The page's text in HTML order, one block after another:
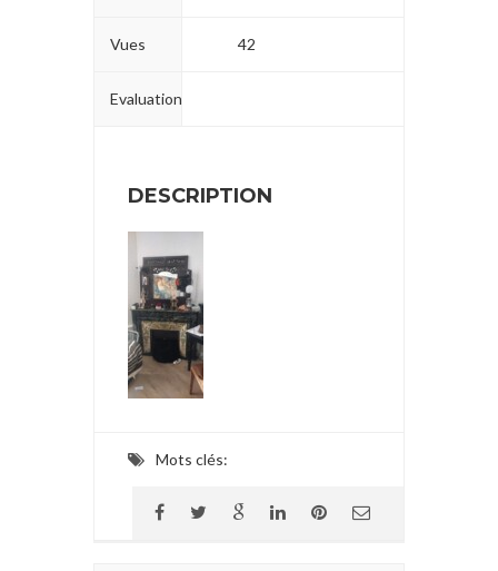
Vues 42
Evaluation
DESCRIPTION
Mots clés: